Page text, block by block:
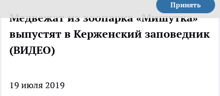
Принять
Медвежат из зоопарка «Мишутка»
выпустят в Керженский заповедник
(ВИДЕО)
19 июля 2019